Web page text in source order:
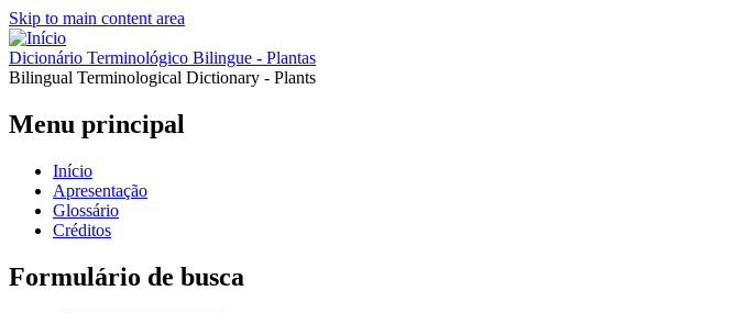
Skip to main content area
Dicionário Terminológico Bilingue - Plantas
Bilingual Terminological Dictionary - Plants
Menu principal
Início
Apresentação
Glossário
Créditos
Formulário de busca